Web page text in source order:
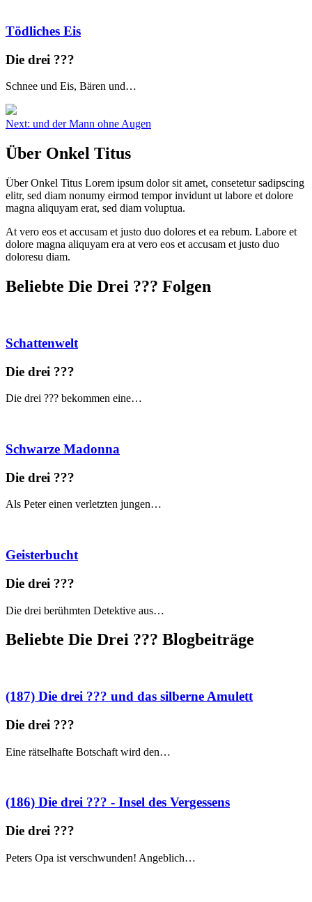
Tödliches Eis
Die drei ???
Schnee und Eis, Bären und…
Beitragsnavigation
Next: und der Mann ohne Augen
Über Onkel Titus
Über Onkel Titus Lorem ipsum dolor sit amet, consetetur sadipscing
elitr, sed diam nonumy eirmod tempor invidunt ut labore et dolore
magna aliquyam erat, sed diam voluptua.
At vero eos et accusam et justo duo dolores et ea rebum. Labore et
dolore magna aliquyam era at vero eos et accusam et justo duo
doloresu diam.
Beliebte Die Drei ??? Folgen
Schattenwelt
Die drei ???
Die drei ??? bekommen eine…
Schwarze Madonna
Die drei ???
Als Peter einen verletzten jungen…
Geisterbucht
Die drei ???
Die drei berühmten Detektive aus…
Beliebte Die Drei ??? Blogbeiträge
(187) Die drei ??? und das silberne Amulett
Die drei ???
Eine rätselhafte Botschaft wird den…
(186) Die drei ??? - Insel des Vergessens
Die drei ???
Peters Opa ist verschwunden! Angeblich…